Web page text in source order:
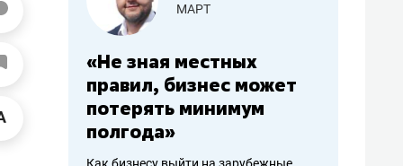
работа
МАРТ
«Не зная местных
правил, бизнес может
потерять минимум
полгода»